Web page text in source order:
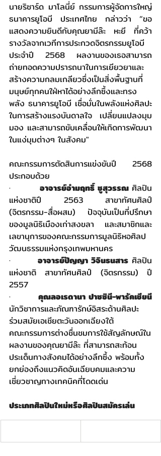
นายริชาร์ด มาโลนี่ย์ กรรมการผู้จัดการใหญ่
ธนาคารยูโอบี ประเทศไทย กล่าวว่า “ขอ
แสดงความยินดีกับคุณยามีล๊ะ หะยี ที่คว้า
รางวัลจากเวทีการประกวดจิตรกรรมยูโอบี
ประจำปี 2568 ผลงานของเธอสามารถ
ถ่ายทอดความปรารถนาในการเยียวยาและ
สร้างความกลมเกลียวซึ่งเป็นสิ่งพื้นฐานที่
มนุษย์ทุกคนใฝ่หาได้อย่างลึกซึ้งและทรง
พลัง ธนาคารยูโอบี เชื่อมั่นในพลังแห่งศิลปะ
ในการสร้างแรงบันดาลใจ เปลี่ยนแปลงมุม
มอง และสามารถขับเคลื่อนให้เกิดการพัฒนา
ในแง่มุมต่างๆ ในสังคม"
คณะกรรมการตัดสินการแข่งขันปี 2568
ประกอบด้วย
· อาจารย์อำมฤทธิ์ ชูสุวรรณ ศิลปิน
แห่งชาติปี 2563 สาขาทัศนศิลป์
(จิตรกรรม-สื่อผสม) ปัจจุบันเป็นที่ปรึกษา
ของมูลนิธิเมืองเก่าสงขลา และสมาชิกและ
เลขานุการของคณะกรรมการมูลนิธิหอศิลป
วัฒนธรรมแห่งกรุงเทพมหานคร
· อาจารย์ปัญญา วิจินธนสาร ศิลปิน
แห่งชาติ สาขาทัศนศิลป์ (จิตรกรรม) ปี
2557
· คุณลอเรดานา ปาซซินี-พารัคเชียนี
นักวิชาการและภัณฑารักษ์อิสระด้านศิลปะ
ร่วมสมัยเอเชียตะวันออกเฉียงใต้
คณะกรรมการต่างชื่นชมการใช้สัญลักษณ์ใน
ผลงานของคุณยามีล๊ะ ที่สามารถสะท้อน
ประเด็นทางสังคมได้อย่างลึกซึ้ง พร้อมทั้ง
ยกย่องถึงแนวคิดอันเฉียบคมและความ
เชี่ยวชาญทางเทคนิคที่โดดเด่น
ประเภทศิลปินใหม่หรือศิลปินสมัครเล่น